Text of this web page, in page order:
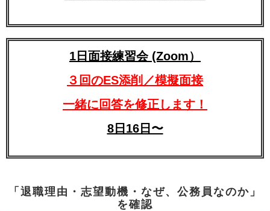
1日面接練習会 (Zoom）
３回のES添削／模擬面接
一緒に回答を修正します！
8日16日〜
「退職理由・志望動機・なぜ、公務員なのか」
を確認